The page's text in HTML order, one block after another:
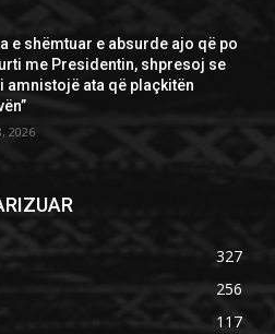
e shëmtuar e absurde ajo që po
me Presidentin, shpresoj se
amnistojë ata që plaçkitën
2026
327
256
117